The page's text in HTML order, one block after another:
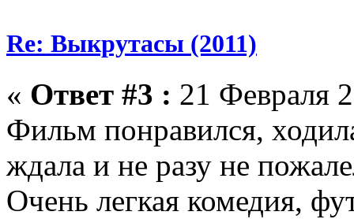
Re: Выкрутасы (2011)
« Ответ #3 : 21 Февраля
Фильм понравился,
ждала и не разу не
Очень легкая комедия,